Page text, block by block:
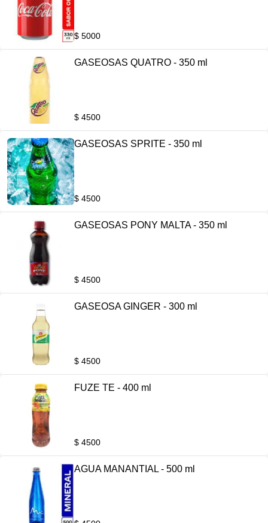
$ 5000
GASEOSAS QUATRO - 350 ml
$ 4500
GASEOSAS SPRITE - 350 ml
$ 4500
GASEOSAS PONY MALTA - 350 ml
$ 4500
GASEOSA GINGER - 300 ml
$ 4500
FUZE TE - 400 ml
$ 4500
AGUA MANANTIAL - 500 ml